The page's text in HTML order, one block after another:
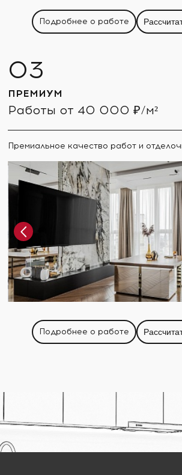
Подробнее о работе
ПРЕМИУМ
Работы от 40 000 ₽/м²
Премиальное качество работ и
Подробнее о работе